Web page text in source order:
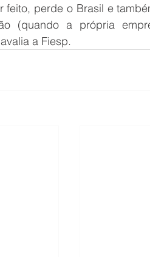
feito, perde o Brasil e
(quando a própria
a Fiesp.